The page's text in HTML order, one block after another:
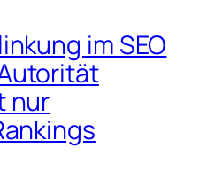
im SEO
nur